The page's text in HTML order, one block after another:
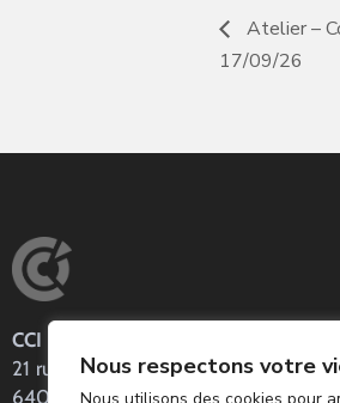
Nous respectons votre
Atelier –
17/09/26
CCI Pau Béarn
21 rue Louis Barthou
64001 PAU CEDEX – BP 128